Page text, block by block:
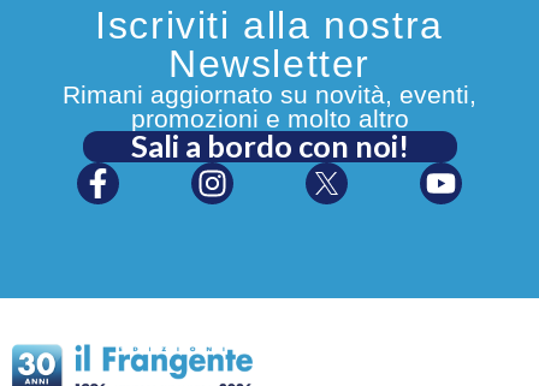
Iscriviti alla nostra
Newsletter
Rimani aggiornato su novità, eventi,
promozioni e molto altro
Sali a bordo con noi!